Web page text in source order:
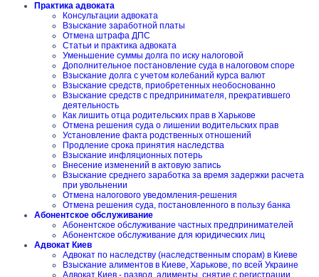
Практика адвоката
Консультации адвоката
Взыскание заработной платы
Отмена штрафа ДПС
Статьи и практика адвоката
Уменьшение суммы долга по иску налоговой
Дополнительное постановление суда в налоговом споре
Взыскание долга с учетом колебаний курса валют
Взыскание средств, приобретенных необоснованно
Взыскание средств с предпринимателя, прекратившего
деятельность
Как лишить отца родительских прав в Харькове
Отмена решения суда о лишении водительских прав
Установление факта родственных отношений
Продление срока принятия наследства
Взыскание инфляционных потерь
Внесение изменений в актовую запись
Взыскание среднего заработка за время задержки расчета
при увольнении
Отмена налогового уведомления-решения
Отмена решения суда, постановленного в пользу банка
Абонентское обслуживание
Абонентское обслуживание частных предпринимателей
Абонентское обслуживание для юридических лиц
Адвокат Киев
Адвокат по наследству (наследственным спорам) в Киеве
Взыскание алиментов в Киеве, Харькове, по всей Украине